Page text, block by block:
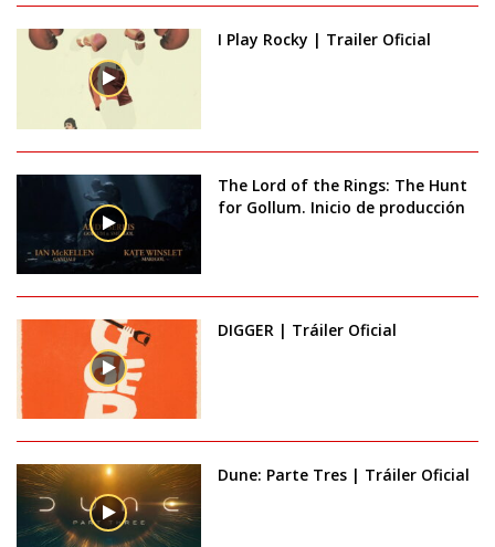
I Play Rocky | Trailer Oficial
The Lord of the Rings: The Hunt
for Gollum. Inicio de producción
DIGGER | Tráiler Oficial
Dune: Parte Tres | Tráiler Oficial